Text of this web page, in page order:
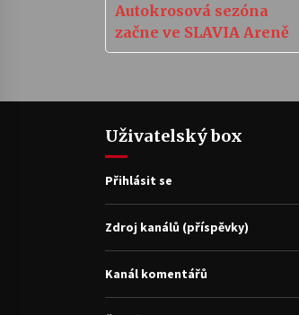
Autokrosová sezóna
začne ve SLAVIA Areně
Uživatelský box
Přihlásit se
Zdroj kanálů (příspěvky)
Kanál komentářů